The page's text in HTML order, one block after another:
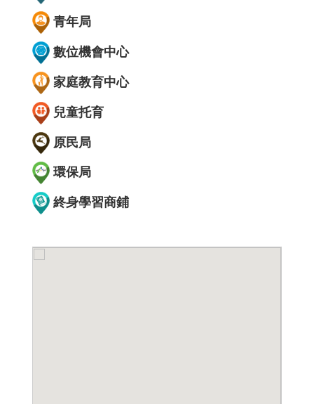
青年局
數位機會中心
家庭教育中心
兒童托育
原民局
環保局
終身學習商鋪